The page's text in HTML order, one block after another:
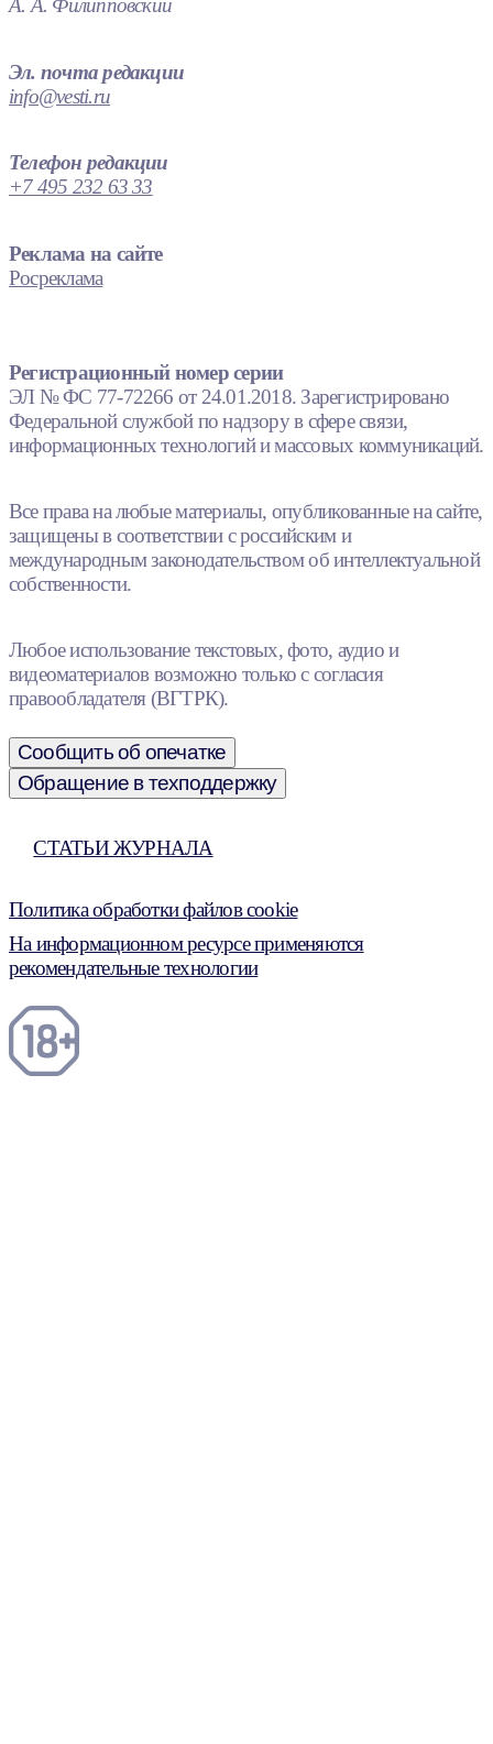
А. А. Филипповский
Эл. почта редакции
info@vesti.ru
Телефон редакции
+7 495 232 63 33
Реклама на сайте
Росреклама
Регистрационный номер серии
ЭЛ № ФС 77-72266 от 24.01.2018. Зарегистрировано
Федеральной службой по надзору в сфере связи,
информационных технологий и массовых коммуникаций.
Все права на любые материалы, опубликованные на сайте,
защищены в соответствии с российским и
международным законодательством об интеллектуальной
собственности.
Любое использование текстовых, фото, аудио и
видеоматериалов возможно только с согласия
правообладателя (ВГТРК).
Сообщить об опечатке
Обращение в техподдержку
СТАТЬИ ЖУРНАЛА
Политика обработки файлов cookie
На информационном ресурсе применяются
рекомендательные технологии